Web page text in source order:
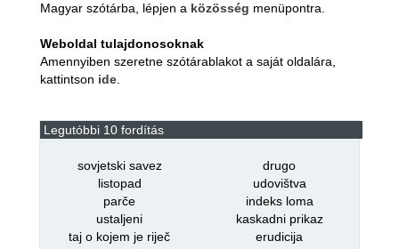
Magyar szótárba, lépjen a közösség menüpontra.
Weboldal tulajdonosoknak
Amennyiben szeretne szótárablakot a saját oldalára,
kattintson ide.
Legutóbbi 10 fordítás
sovjetski savez
drugo
listopad
udovištva
parče
indeks loma
ustaljeni
kaskadni prikaz
taj o kojem je riječ
erudicija